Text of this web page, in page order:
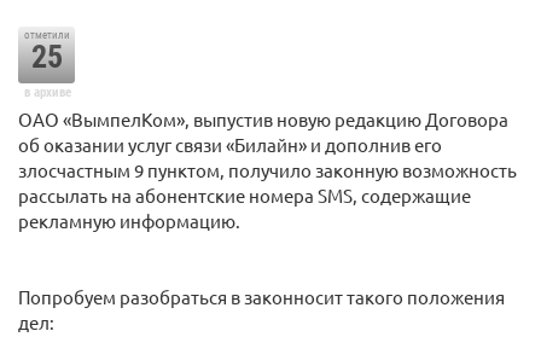
отметили
25
в архиве
ОАО «ВымпелКом», выпустив новую редакцию Договора
об оказании услуг связи «Билайн» и дополнив его
злосчастным 9 пунктом, получило законную возможность
рассылать на абонентские номера SMS, содержащие
рекламную информацию.
Попробуем разобраться в законносит такого положения
дел: